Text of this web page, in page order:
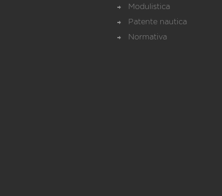
Modulistica
Patente nautica
Normativa